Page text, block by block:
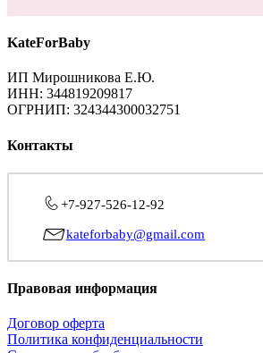
KateForBaby
ИП Мирошникова Е.Ю.
ИНН: 344819209817
ОГРНИП: 324344300032751
Контакты
+7-927-526-12-92
kateforbaby@gmail.com
Правовая информация
Договор оферта
Политика конфиденциальности